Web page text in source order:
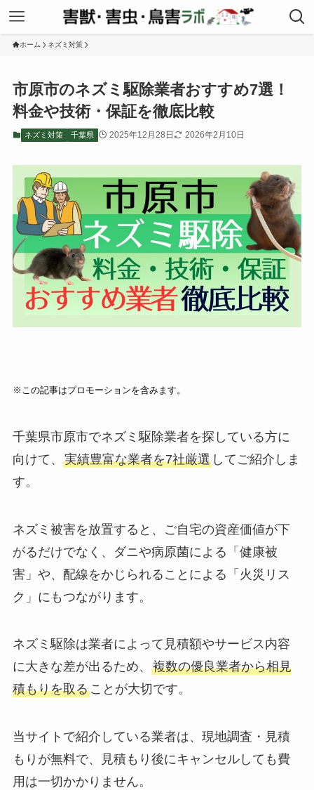
ホーム ネズミ対策
市原市のネズミ駆除業者おすすめ7選！
料金や技術・保証を徹底比較
ネズミ対策 千葉県 2025年12月28日 2026年2月10日
※この記事はプロモーションを含みます。
千葉県市原市でネズミ駆除業者を探している方に
向けて、 実績豊富な業者を7社厳選してご紹介しま
す。
ネズミ被害を放置すると、ご自宅の資産価値が下
がるだけでなく、ダニや病原菌による「健康被
害」や、配線をかじられることによる「火災リス
ク」にもつながります。
ネズミ駆除は業者によって見積額やサービス内容
に大きな差が出るため、 複数の優良業者から相見
積もりを取ることが大切です。
当サイトで紹介している業者は、現地調査・見積
もりが無料で、見積もり後にキャンセルしても費
用は一切かかりません。